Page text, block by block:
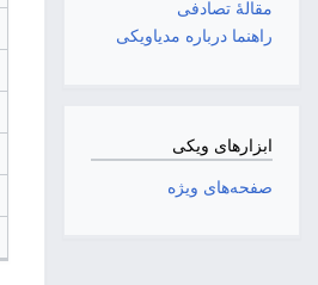
مقالهٔ تصادفی
راهنما درباره مدیاویکی
ابزارهای ویکی
صفحه‌های ویژه